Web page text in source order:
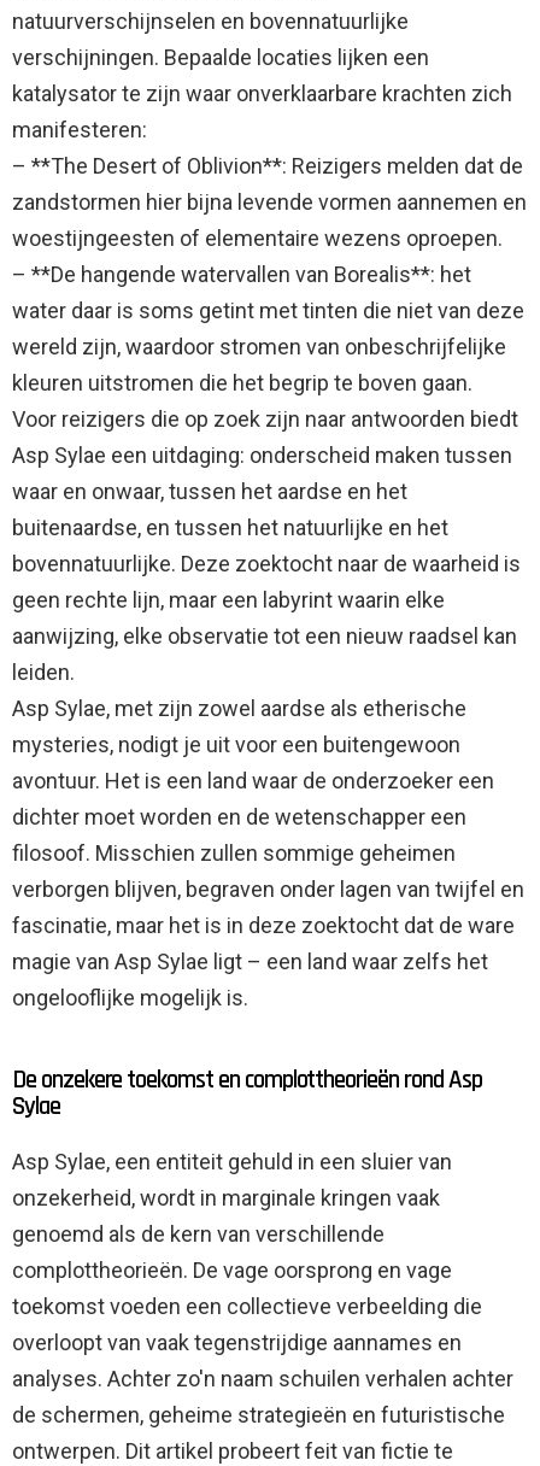
natuurverschijnselen en bovennatuurlijke
verschijningen. Bepaalde locaties lijken een
katalysator te zijn waar onverklaarbare krachten zich
manifesteren:
– **The Desert of Oblivion**: Reizigers melden dat de
zandstormen hier bijna levende vormen aannemen en
woestijngeesten of elementaire wezens oproepen.
– **De hangende watervallen van Borealis**: het
water daar is soms getint met tinten die niet van deze
wereld zijn, waardoor stromen van onbeschrijfelijke
kleuren uitstromen die het begrip te boven gaan.
Voor reizigers die op zoek zijn naar antwoorden biedt
Asp Sylae een uitdaging: onderscheid maken tussen
waar en onwaar, tussen het aardse en het
buitenaardse, en tussen het natuurlijke en het
bovennatuurlijke. Deze zoektocht naar de waarheid is
geen rechte lijn, maar een labyrint waarin elke
aanwijzing, elke observatie tot een nieuw raadsel kan
leiden.
Asp Sylae, met zijn zowel aardse als etherische
mysteries, nodigt je uit voor een buitengewoon
avontuur. Het is een land waar de onderzoeker een
dichter moet worden en de wetenschapper een
filosoof. Misschien zullen sommige geheimen
verborgen blijven, begraven onder lagen van twijfel en
fascinatie, maar het is in deze zoektocht dat de ware
magie van Asp Sylae ligt – een land waar zelfs het
ongelooflijke mogelijk is.
De onzekere toekomst en complottheorieën rond Asp
Sylae
Asp Sylae, een entiteit gehuld in een sluier van
onzekerheid, wordt in marginale kringen vaak
genoemd als de kern van verschillende
complottheorieën. De vage oorsprong en vage
toekomst voeden een collectieve verbeelding die
overloopt van vaak tegenstrijdige aannames en
analyses. Achter zo'n naam schuilen verhalen achter
de schermen, geheime strategieën en futuristische
ontwerpen. Dit artikel probeert feit van fictie te